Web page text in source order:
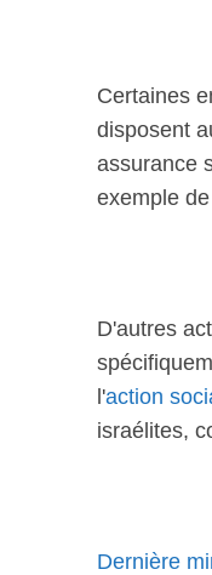
Certaines
disposent
assurance
exemple
D'autres
l'action
israélites,
Dernière